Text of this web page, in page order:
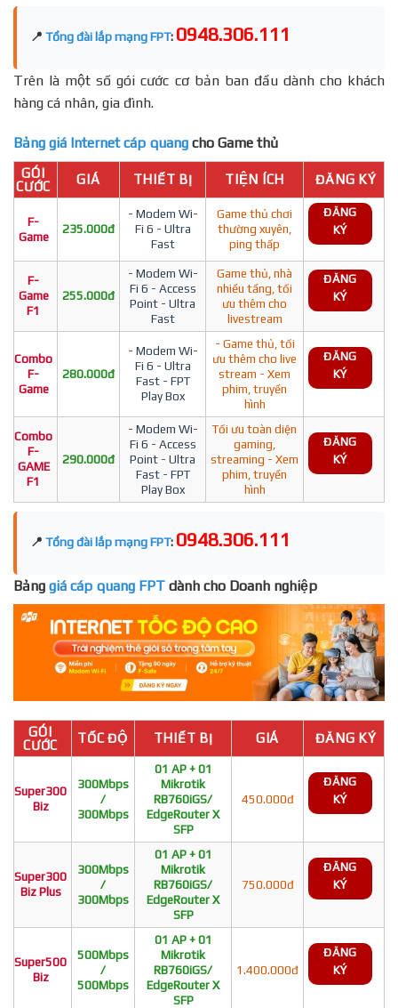
📍 Tổng đài lắp mạng FPT: 0948.306.111
Trên là một số gói cước cơ bản ban đầu dành cho khách
hàng cá nhân, gia đình.
Bảng giá Internet cáp quang cho Game thủ
GÓI
CƯỚC
GIÁ THIẾT BỊ TIỆN ÍCH ĐĂNG KÝ
F-
Game
235.000đ
- Modem Wi-
Fi 6 - Ultra
Fast
Game thủ chơi
thường xuyên,
ping thấp
ĐĂNG
KÝ
F-
Game
F1
255.000đ
- Modem Wi-
Fi 6 - Access
Point - Ultra
Fast
Game thủ, nhà
nhiều tầng, tối
ưu thêm cho
livestream
ĐĂNG
KÝ
Combo
F-
Game
280.000đ
- Modem Wi-
Fi 6 - Ultra
Fast - FPT
Play Box
- Game thủ, tối
ưu thêm cho live
stream - Xem
phim, truyền
hình
ĐĂNG
KÝ
Combo
F-
GAME
F1
290.000đ
- Modem Wi-
Fi 6 - Access
Point - Ultra
Fast - FPT
Play Box
Tối ưu toàn diện
gaming,
streaming - Xem
phim, truyền
hình
ĐĂNG
KÝ
📍 Tổng đài lắp mạng FPT: 0948.306.111
Bảng giá cáp quang FPT dành cho Doanh nghiệp
GÓI
CƯỚC
TỐC ĐỘ THIẾT BỊ GIÁ ĐĂNG KÝ
Super300
Biz
300Mbps
/
300Mbps
01 AP + 01
Mikrotik
RB760iGS/
EdgeRouter X
SFP
450.000đ
ĐĂNG
KÝ
Super300
Biz Plus
300Mbps
/
300Mbps
01 AP + 01
Mikrotik
RB760iGS/
EdgeRouter X
SFP
750.000đ
ĐĂNG
KÝ
Super500
Biz
500Mbps
/
500Mbps
01 AP + 01
Mikrotik
RB760iGS/
EdgeRouter X
SFP
1.400.000đ
ĐĂNG
KÝ